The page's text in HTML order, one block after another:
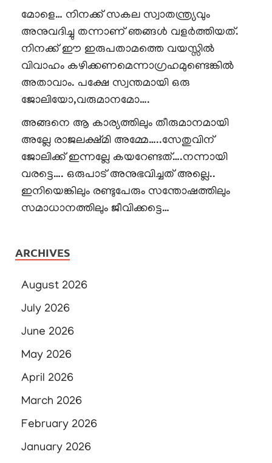
മോളെ… നിനക്ക് സകല സ്വാതന്ത്ര്യവും
അനുവദിച്ചു തന്നാണ് ഞങ്ങൾ വളർത്തിയത്.
നിനക്ക് ഈ ഇരുപതാമത്തെ വയസ്സിൽ
വിവാഹം കഴിക്കണമെന്നാഗ്രഹമുണ്ടെങ്കിൽ
അതാവാം. പക്ഷേ സ്വന്തമായി ഒരു
ജോലിയോ,വരുമാനമോ….
അങ്ങനെ ആ കാര്യത്തിലും തീരുമാനമായി
അല്ലേ രാജലക്ഷ്മി അമ്മേ…..സേതുവിന്
ജോലിക്ക് ഇന്നല്ലേ കയറേണ്ടത്….നന്നായി
വരട്ടെ…. ഒരുപാട് അനുഭവിച്ചത് അല്ലെ..
ഇനിയെങ്കിലും രണ്ടുപേരും സന്തോഷത്തിലും
സമാധാനത്തിലും ജീവിക്കട്ടെ…
ARCHIVES
August 2026
July 2026
June 2026
May 2026
April 2026
March 2026
February 2026
January 2026